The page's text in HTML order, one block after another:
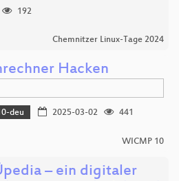
192
Chemnitzer Linux-Tage 2024
Hacken
deu 2025-03-02
441
WICMP 10
– ein digitaler